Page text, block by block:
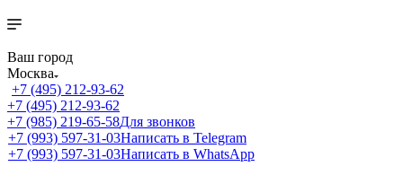
Ваш город
Москва
+7 (495) 212-93-62
+7 (495) 212-93-62
+7 (985) 219-65-58Для звонков
+7 (993) 597-31-03Написать в Telegram
+7 (993) 597-31-03Написать в WhatsApp